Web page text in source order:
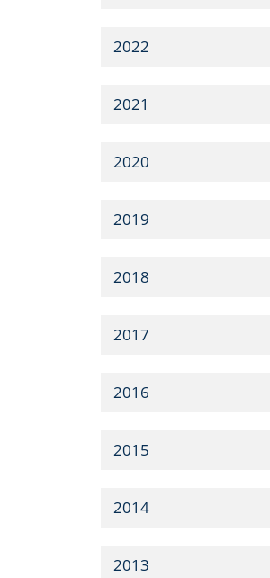
2022
2021
2020
2019
2018
2017
2016
2015
2014
2013